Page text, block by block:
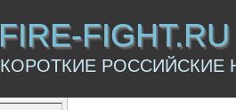
FIRE-FIGHT.RU
КОРОТКИЕ РОССИЙСКИЕ